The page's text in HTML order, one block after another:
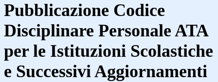
Pubblicazione Codice
Disciplinare Personale ATA
per le Istituzioni Scolastiche
e Successivi Aggiornamenti